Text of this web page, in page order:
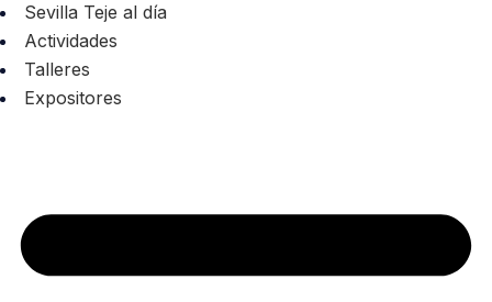
Sevilla Teje al día
Actividades
Talleres
Expositores